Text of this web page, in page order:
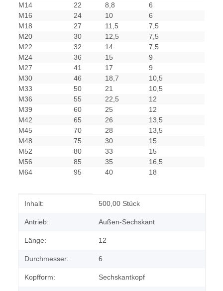
M14
22 8,8
6
M16
24 10
6
M18
27 11,5
7,5
M20
30 12,5
7,5
M22
32 14
7,5
M24
36 15
9
M27
41 17
9
M30
46 18,7
10,5
M33
50 21
10,5
M36
55 22,5
12
M39
60 25
12
M42
65 26
13,5
M45
70 28
13,5
M48
75 30
15
M52
80 33
15
M56
85 35
16,5
M64
95 40 18
Produkteigenschaft
Wert
Inhalt: 500,00 Stück
Antrieb: Außen-Sechskant
Länge: 12
Durchmesser: 6
Kopfform: Sechskantkopf